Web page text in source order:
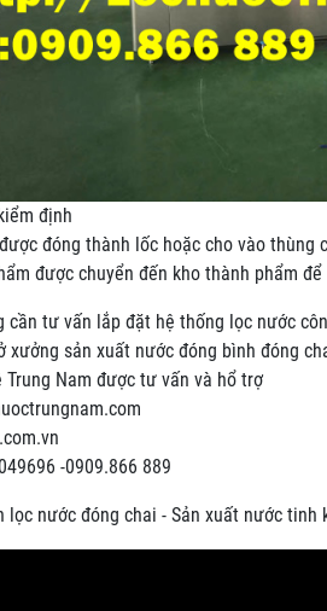
định
đóng thành lốc hoặc cho vào thùng
được chuyển đến kho thành phẩm
cần tư vấn lắp đặt hệ thống lọc nước
xưởng sản xuất nước đóng bình đóng
Nam được tư vấn và hổ trợ
-0909.866 889
lọc nước đóng chai - Sản xuất nước